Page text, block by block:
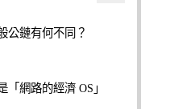
公鏈有何不同？
網路的經濟 OS」